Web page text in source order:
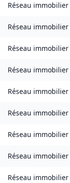
Réseau immobilier
Réseau immobilier
Réseau immobilier
Réseau immobilier
Réseau immobilier
Réseau immobilier
Réseau immobilier
Réseau immobilier
Réseau immobilier